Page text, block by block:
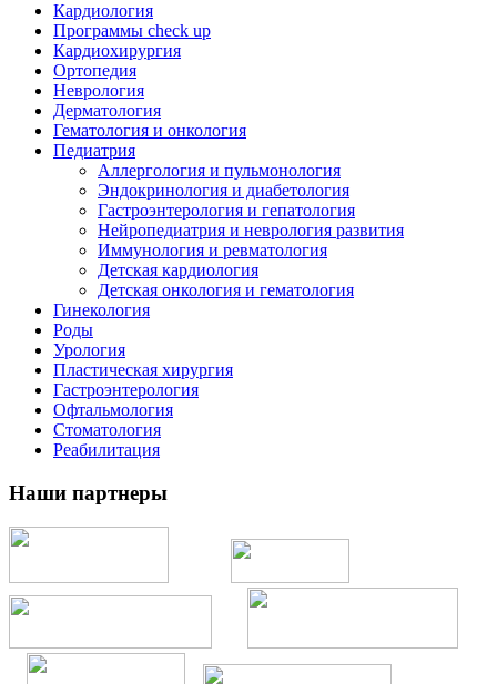
Кардиология
Программы check up
Кардиохирургия
Ортопедия
Неврология
Дерматология
Гематология и онкология
Педиатрия
Аллергология и пульмонология
Эндокринология и диабетология
Гастроэнтерология и гепатология
Нейропедиатрия и неврология развития
Иммунология и ревматология
Детская кардиология
Детская онкология и гематология
Гинекология
Роды
Урология
Пластическая хирургия
Гастроэнтерология
Офтальмология
Стоматология
Реабилитация
Наши партнеры